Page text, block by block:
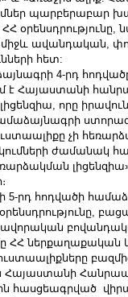
պարբերաբար
ՀՀ
ավանդական,
հետ:
4-րդ
է Հայաստանի
որը
չի
ժամանակ
րդ հոդվածի
ՀՀ ներքաղաքական
Հայաստանի
հասցեագրված